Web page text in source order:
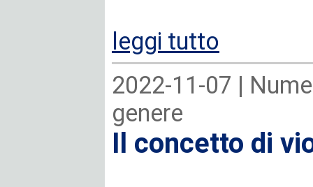
leggi tutto
2022-11-07 |
genere
Il concetto di